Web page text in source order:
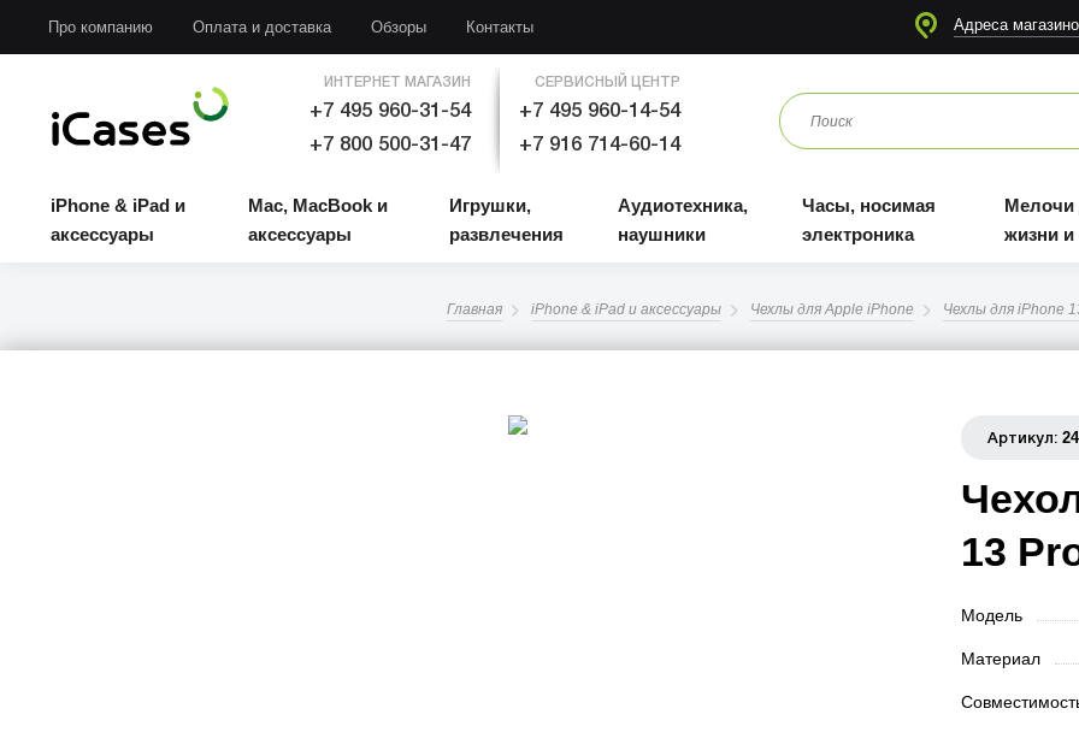
Про компанию Оплата и доставка Обзоры Контакты Адреса
ИНТЕРНЕТ МАГАЗИН
+7 495 960-31-54
+7 800 500-31-47
СЕРВИСНЫЙ ЦЕНТР
+7 495 960-14-54
+7 916 714-60-14
iPhone & iPad и
аксессуары
Mac, MacBook и
аксессуары
Игрушки,
развлечения
Аудиотехника,
наушники
Часы, носимая
электроника
Мелочи
жизни
Главная iPhone & iPad и аксессуары Чехлы для Apple iPhone Чехлы для iPhone
Артикул:
13
Модель
Материал